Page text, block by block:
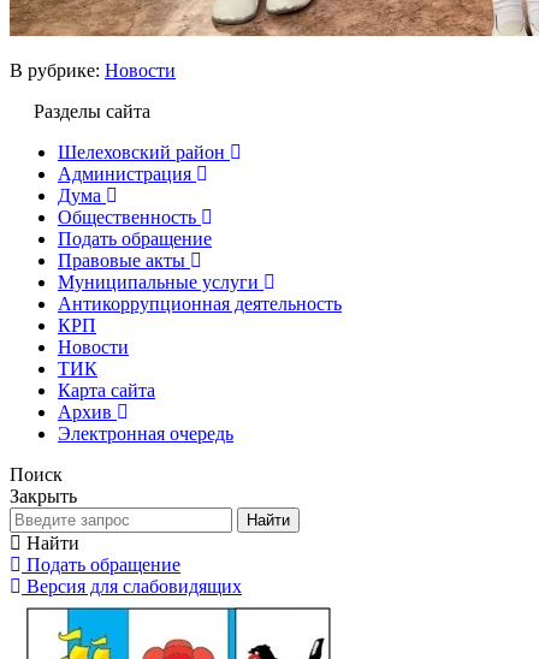
В рубрике: Новости
Разделы сайта
Шелеховский район
Администрация
Дума
Общественность
Подать обращение
Правовые акты
Муниципальные услуги
Антикоррупционная деятельность
КРП
Новости
ТИК
Карта сайта
Архив
Электронная очередь
Поиск
Закрыть
Найти
Найти
Подать обращение
Версия для слабовидящих